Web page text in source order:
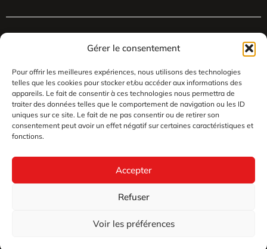
Gérer le consentement
Pour offrir les meilleures expériences, nous utilisons des technologies
telles que les cookies pour stocker et/ou accéder aux informations des
appareils. Le fait de consentir à ces technologies nous permettra de
traiter des données telles que le comportement de navigation ou les ID
uniques sur ce site. Le fait de ne pas consentir ou de retirer son
consentement peut avoir un effet négatif sur certaines caractéristiques et
fonctions.
Accepter
Refuser
Voir les préférences